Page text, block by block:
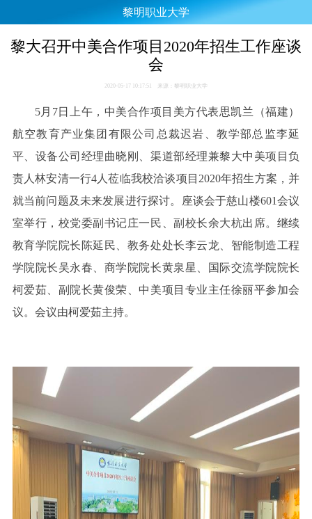
黎明职业大学
黎大召开中美合作项目2020年招生工作座谈
会
2020-05-17 10:17:51 来源：黎明职业大学
5月7日上午，中美合作项目美方代表思凯兰（福建）
航空教育产业集团有限公司总裁迟岩、教学部总监李延
平、设备公司经理曲晓刚、渠道部经理兼黎大中美项目负
责人林安清一行4人莅临我校洽谈项目2020年招生方案，并
就当前问题及未来发展进行探讨。座谈会于慈山楼601会议
室举行，校党委副书记庄一民、副校长余大杭出席。继续
教育学院院长陈延民、教务处处长李云龙、智能制造工程
学院院长吴永春、商学院院长黄泉星、国际交流学院院长
柯爱茹、副院长黄俊荣、中美项目专业主任徐丽平参加会
议。会议由柯爱茹主持。